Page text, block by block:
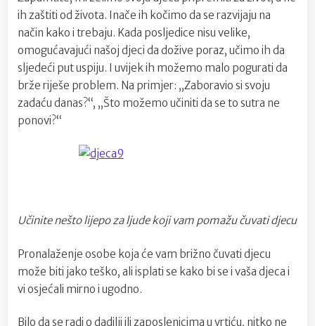
ih zaštiti od života. Inače ih kočimo da se razvijaju na
način kako i trebaju. Kada posljedice nisu velike,
omogućavajući našoj djeci da dožive poraz, učimo ih da
sljedeći put uspiju. I uvijek ih možemo malo pogurati da
brže riješe problem. Na primjer: „Zaboravio si svoju
zadaću danas?“, „Što možemo učiniti da se to sutra ne
ponovi?“
Učinite nešto lijepo za ljude koji vam pomažu čuvati djecu
Pronalaženje osobe koja će vam brižno čuvati djecu
može biti jako teško, ali isplati se kako bi se i vaša djeca i
vi osjećali mirno i ugodno.
Bilo da se radi o dadilji ili zaposlenicima u vrtiću, nitko ne